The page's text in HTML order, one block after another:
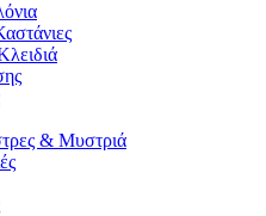
& Μυστριά